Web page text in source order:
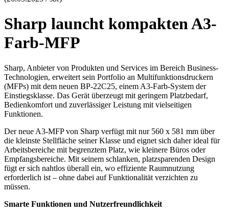
Sharp launcht kompakten A3-
Farb-MFP
Sharp, Anbieter von Produkten und Services im Bereich Business-
Technologien, erweitert sein Portfolio an Multifunktionsdruckern
(MFPs) mit dem neuen BP-22C25, einem A3-Farb-System der
Einstiegsklasse. Das Gerät überzeugt mit geringem Platzbedarf,
Bedienkomfort und zuverlässiger Leistung mit vielseitigen
Funktionen.
Der neue A3-MFP von Sharp verfügt mit nur 560 x 581 mm über
die kleinste Stellfläche seiner Klasse und eignet sich daher ideal für
Arbeitsbereiche mit begrenztem Platz, wie kleinere Büros oder
Empfangsbereiche. Mit seinem schlanken, platzsparenden Design
fügt er sich nahtlos überall ein, wo effiziente Raumnutzung
erforderlich ist – ohne dabei auf Funktionalität verzichten zu
müssen.
Smarte Funktionen und Nutzerfreundlichkeit